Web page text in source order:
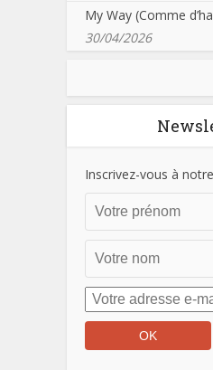
My Way (Comme
30/04/2026
Inscrivez-vous à